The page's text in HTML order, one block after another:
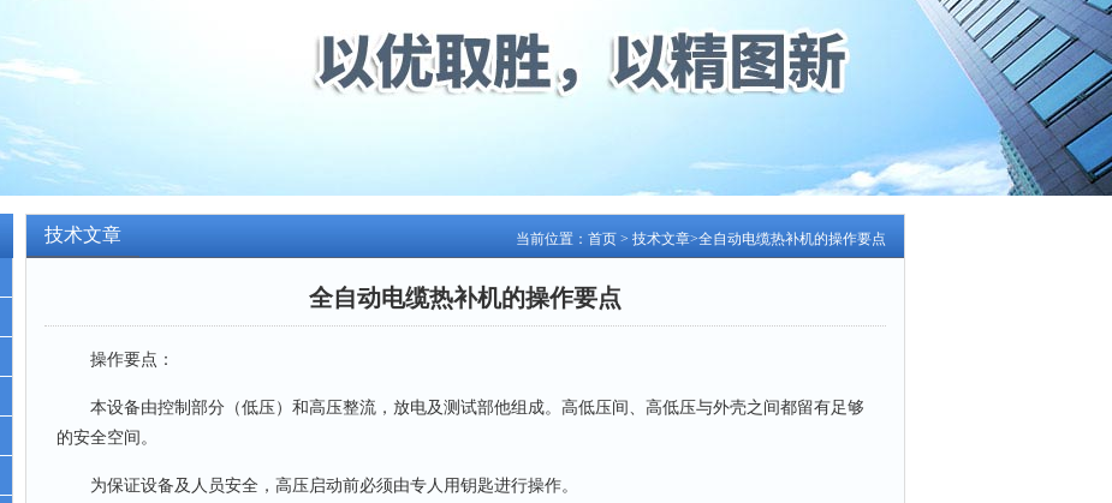
当前位置： 首页 > 技术文章>全自动电缆热补机的操作要点
技术文章
全自动电缆热补机的操作要点
操作要点：
本设备由控制部分（低压）和高压整流，放电及测试部他组成。高低压间、高低压与外壳之间都留有足够
的安全空间。
为保证设备及人员安全，高压启动前必须由专人用钥匙进行操作。